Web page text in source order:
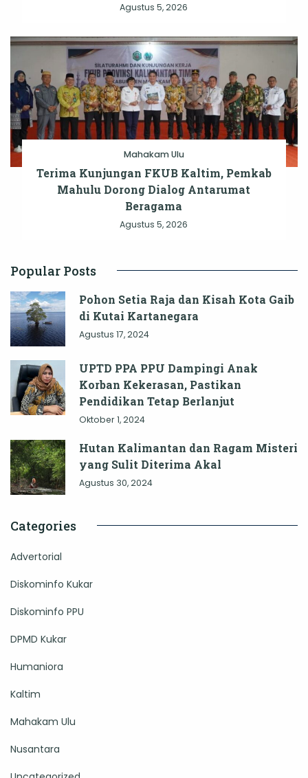
Agustus 5, 2026
Mahakam Ulu
Terima Kunjungan FKUB Kaltim, Pemkab
Mahulu Dorong Dialog Antarumat
Beragama
Agustus 5, 2026
Popular Posts
Pohon Setia Raja dan Kisah Kota Gaib
di Kutai Kartanegara
Agustus 17, 2024
UPTD PPA PPU Dampingi Anak
Korban Kekerasan, Pastikan
Pendidikan Tetap Berlanjut
Oktober 1, 2024
Hutan Kalimantan dan Ragam Misteri
yang Sulit Diterima Akal
Agustus 30, 2024
Categories
Advertorial
Diskominfo Kukar
Diskominfo PPU
DPMD Kukar
Humaniora
Kaltim
Mahakam Ulu
Nusantara